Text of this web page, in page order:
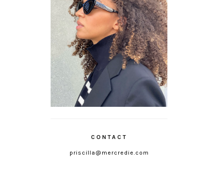
CONTACT
priscilla@mercredie.com